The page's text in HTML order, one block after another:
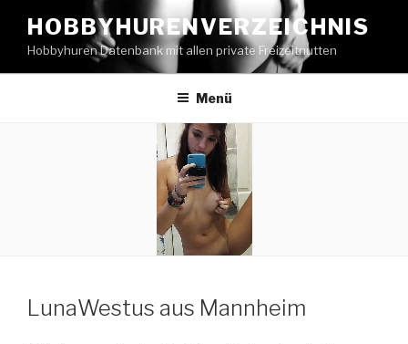
Inhalt
springen
HOBBYHURENVERZEICHNIS
Hobbyhuren Datenbank mit allen private Freizeitnutten
Menü
LunaWestus aus Mannheim